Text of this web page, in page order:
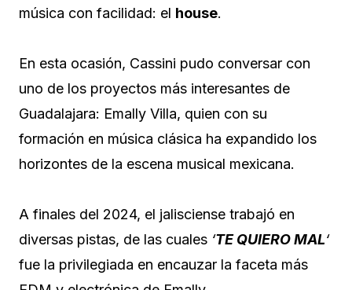
música con facilidad: el house.
En esta ocasión, Cassini pudo conversar con
uno de los proyectos más interesantes de
Guadalajara: Emally Villa, quien con su
formación en música clásica ha expandido los
horizontes de la escena musical mexicana.
A finales del 2024, el jalisciense trabajó en
diversas pistas, de las cuales ‘TE QUIERO MAL‘
fue la privilegiada en encauzar la faceta más